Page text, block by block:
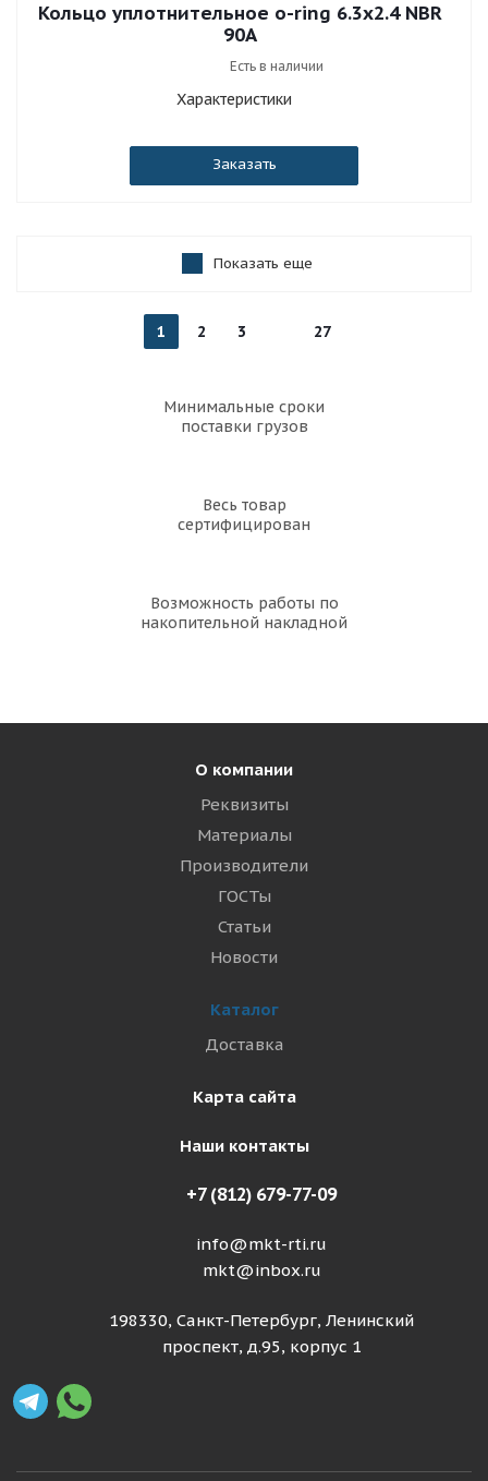
Кольцо уплотнительное o-ring 6.3x2.4 NBR
90A
Есть в наличии
Характеристики
Заказать
Показать еще
1 2 3 27
Минимальные сроки
поставки грузов
Весь товар
сертифицирован
Возможность работы по
накопительной накладной
О компании
Реквизиты
Материалы
Производители
ГОСТы
Статьи
Новости
Каталог
Доставка
Карта сайта
Наши контакты
+7 (812) 679-77-09
info@mkt-rti.ru
mkt@inbox.ru
198330, Санкт-Петербург, Ленинский
проспект, д.95, корпус 1